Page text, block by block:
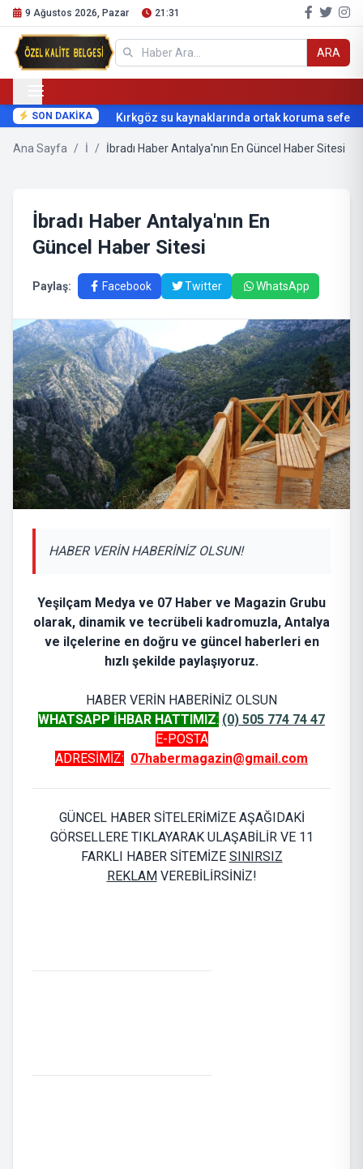
9 Ağustos 2026, Pazar 21:31
ARA
SON DAKİKA Kırkgöz su kaynaklarında ortak koruma
Ana Sayfa / İ / İbradı Haber Antalya'nın En Güncel Haber Sitesi
İbradı Haber Antalya'nın En
Güncel Haber Sitesi
Paylaş: Facebook Twitter WhatsApp
HABER VERİN HABERİNİZ OLSUN!
Yeşilçam Medya ve 07 Haber ve Magazin Grubu
olarak, dinamik ve tecrübeli kadromuzla, Antalya
ve ilçelerine en doğru ve güncel haberleri en
hızlı şekilde paylaşıyoruz.
HABER VERİN HABERİNİZ OLSUN
WHATSAPP İHBAR HATTIMIZ: (0) 505 774 74 47
E-POSTA
ADRESİMİZ: 07habermagazin@gmail.com
GÜNCEL HABER SİTELERİMİZE AŞAĞIDAKİ
GÖRSELLERE TIKLAYARAK ULAŞABİLİR VE 11
FARKLI HABER SİTEMİZE SINIRSIZ
REKLAMVEREBİLİRSİNİZ!